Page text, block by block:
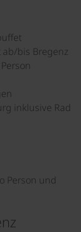
ab/bis Bregenz
inklusive Rad
Person und